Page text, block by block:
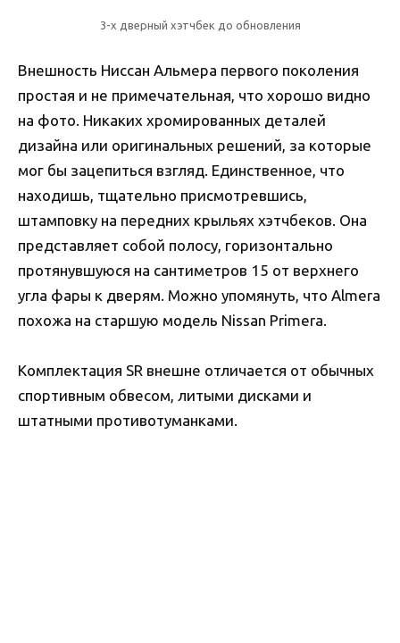
3-х дверный хэтчбек до обновления
Внешность Ниссан Альмера первого поколения
простая и не примечательная, что хорошо видно
на фото. Никаких хромированных деталей
дизайна или оригинальных решений, за которые
мог бы зацепиться взгляд. Единственное, что
находишь, тщательно присмотревшись,
штамповку на передних крыльях хэтчбеков. Она
представляет собой полосу, горизонтально
протянувшуюся на сантиметров 15 от верхнего
угла фары к дверям. Можно упомянуть, что Almera
похожа на старшую модель Nissan Primera.
Комплектация SR внешне отличается от обычных
спортивным обвесом, литыми дисками и
штатными противотуманками.